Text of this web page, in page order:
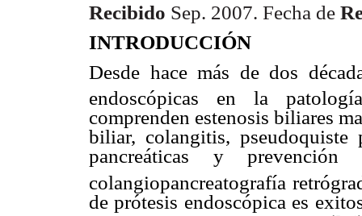
Recibido Sep. 2007. Fecha de
INTRODUCCIÓN
Desde hace más de dos
endoscópicas en la
comprenden estenosis biliares
biliar, colangitis, pseudoquiste
pancreáticas y
colangiopancreatografía
de prótesis endoscópica es